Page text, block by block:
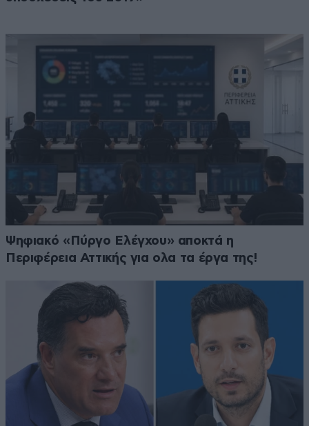
Ψηφιακό «Πύργο Ελέγχου» αποκτά η
Περιφέρεια Αττικής για ολα τα έργα της!